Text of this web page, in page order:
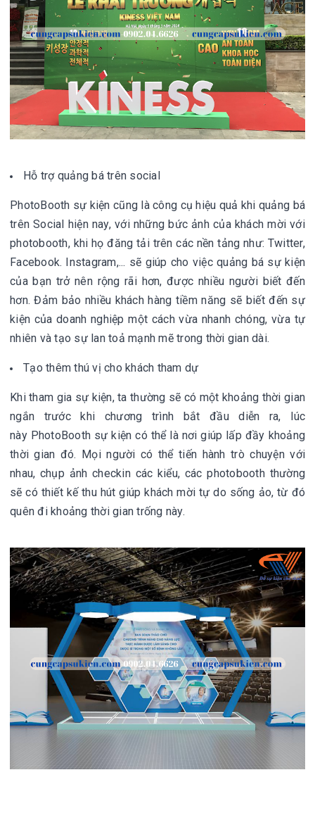
Hỗ trợ quảng bá trên social
PhotoBooth sự kiệncũng là công cụ hiệu quả khi quảng bá
trên Social hiện nay, với những bức ảnh của khách mời với
photobooth, khi họ đăng tải trên các nền tảng như: Twitter,
Facebook. Instagram,... sẽ giúp cho việc quảng bá sự kiện
của bạn trở nên rộng rãi hơn, được nhiều người biết đến
hơn. Đảm bảo nhiều khách hàng tiềm năng sẽ biết đến sự
kiện của doanh nghiệp một cách vừa nhanh chóng, vừa tự
nhiên và tạo sự lan toả mạnh mẽ trong thời gian dài.
Tạo thêm thú vị cho khách tham dự
Khi tham gia sự kiện, ta thường sẽ có một khoảng thời gian
ngắn trước khi chương trình bắt đầu diễn ra, lúc
này PhotoBooth sự kiệncó thể là nơi giúp lấp đầy khoảng
thời gian đó. Mọi người có thể tiến hành trò chuyện với
nhau, chụp ảnh checkin các kiểu, các photobooth thường
sẽ có thiết kế thu hút giúp khách mời tự do sống ảo, từ đó
quên đi khoảng thời gian trống này.